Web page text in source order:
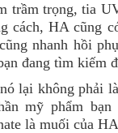
trọng, tia
cách, HA cũng
nhanh hồi
đang tìm kiếm
lại không phải
mỹ phẩm
là muối của